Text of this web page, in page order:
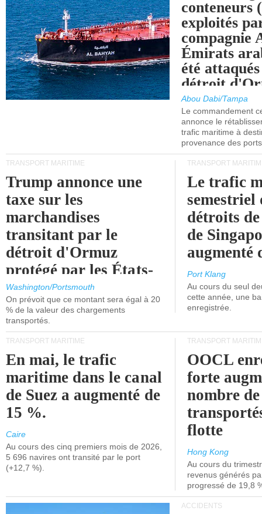
conteneurs
exploités
compagnie
Émirats
été
détroit
Abou Dabi/Tampa
Le commandement
annonce le
trafic maritime à
provenance des
TRANSPORT MARITIME
Trump annonce une
taxe sur les
marchandises
transitant par le
détroit d'Ormuz
protégé par les États-
Unis.
Washington/Portsmouth
On prévoit que ce montant sera égal à 20
% de la valeur des chargements
transportés.
TRANSPORT
Le trafic
semestriel
détroits
de
augmenté
Port Klang
Au cours du seul
cette année, une
enregistrée.
TRANSPORT MARITIME
En mai, le trafic
maritime dans le canal
de Suez a augmenté de
15 %.
Caire
Au cours des cinq premiers mois de 2026,
5 696 navires ont transité par le port
(+12,7 %).
TRANSPORT
OOCL
forte
nombre
flotte
Hong Kong
Au cours du
revenus générés
progressé de 19,8
ACCIDENTS